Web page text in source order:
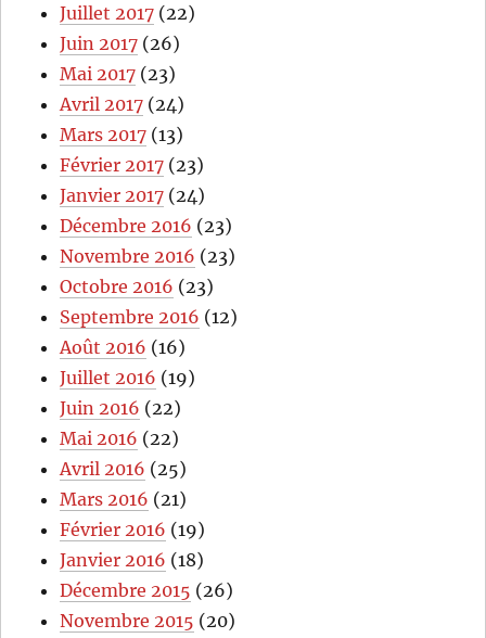
Juillet 2017 (22)
Juin 2017 (26)
Mai 2017 (23)
Avril 2017 (24)
Mars 2017 (13)
Février 2017 (23)
Janvier 2017 (24)
Décembre 2016 (23)
Novembre 2016 (23)
Octobre 2016 (23)
Septembre 2016 (12)
Août 2016 (16)
Juillet 2016 (19)
Juin 2016 (22)
Mai 2016 (22)
Avril 2016 (25)
Mars 2016 (21)
Février 2016 (19)
Janvier 2016 (18)
Décembre 2015 (26)
Novembre 2015 (20)